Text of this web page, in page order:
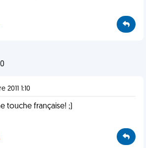
0
1:10
touche française! ;)